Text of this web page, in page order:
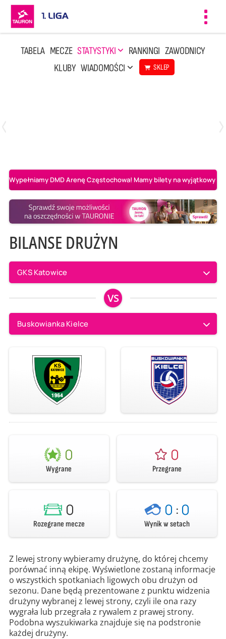
TABELA MECZE STATYSTYKI RANKINGI ZAWODNICY
KLUBY WIADOMOŚCI SKLEP
Wypełniamy DMD Arenę Częstochowa! Mamy bilety na wyjątkowy
BILANSE DRUŻYN
GKS Katowice
VS
Buskowianka Kielce
0
Wygrane
0
Przegrane
0
Rozegrane mecze
0 : 0
Wynik w setach
Z lewej strony wybieramy drużynę, do której chcemy
porównać inną ekipę. Wyświetlone zostaną informacje
o wszystkich spotkaniach ligowych obu drużyn od
sezonu. Dane będą prezentowane z punktu widzenia
drużyny wybranej z lewej strony, czyli ile ona razy
wygrała lub przegrała z rywalem z prawej strony.
Podobna wyszukiwarka znajduje się na podstronie
każdej drużyny.